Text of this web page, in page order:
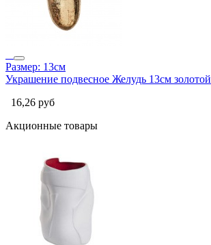
Размер: 13см
Украшение подвесное Желудь 13см золотой
16,26 руб
Акционные товары